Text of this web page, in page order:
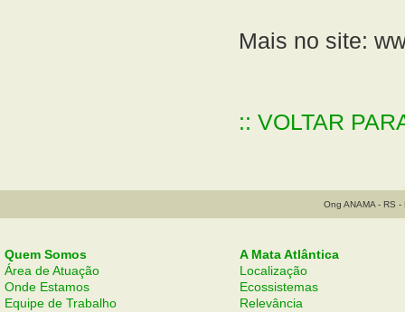
Mais no site:
:: VOLTAR
Ong ANAMA - RS
Quem Somos
Área de Atuação
Onde Estamos
Equipe de Trabalho
A Mata Atlântica
Localização
Ecossistemas
Relevância